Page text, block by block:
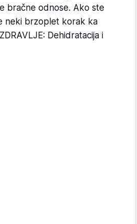
bračne odnose. Ako ste
neki brzoplet korak ka
Dehidratacija i